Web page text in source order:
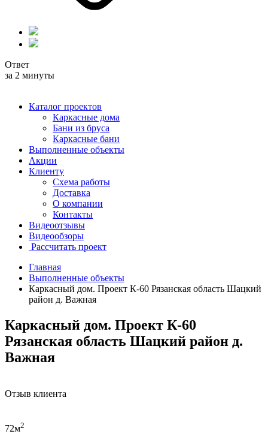
Ответ
за 2 минуты
Каталог проектов
Каркасные дома
Бани из бруса
Каркасные бани
Выполненные объекты
Акции
Клиенту
Схема работы
Доставка
О компании
Контакты
Видеоотзывы
Видеообзоры
Рассчитать проект
Главная
Выполненные объекты
Каркасный дом. Проект К-60 Рязанская область Шацкий
район д. Важная
Каркасный дом. Проект К-60
Рязанская область Шацкий район д.
Важная
Отзыв клиента
72м2